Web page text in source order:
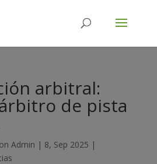
arbitral:
de pista
Admin | 8, Sep 2025 |